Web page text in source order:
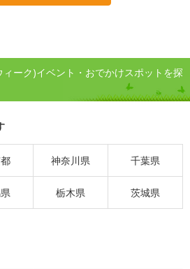
ーク)イベント・おでかけスポットを探
神奈川県 千葉県
栃木県 茨城県